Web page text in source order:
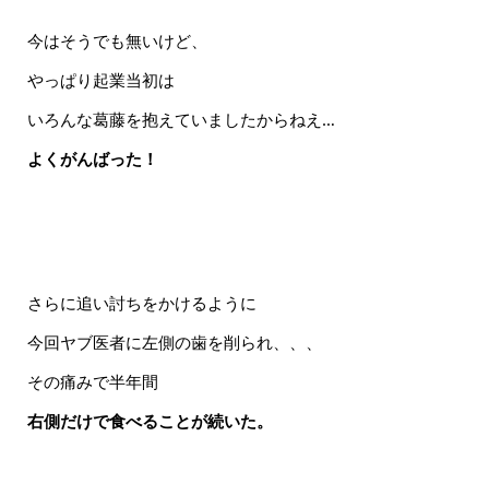
今はそうでも無いけど、
やっぱり起業当初は
いろんな葛藤を抱えていましたからねえ…
よくがんばった！
さらに追い討ちをかけるように
今回ヤブ医者に左側の歯を削られ、、、
その痛みで半年間
右側だけで食べることが続いた。